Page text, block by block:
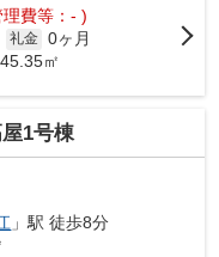
理費等：- )
礼金 0ヶ月
㎡
1号棟
」駅 徒歩8分